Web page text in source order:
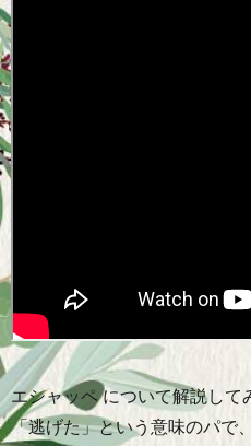
エシャッペ について解説して
「逃げた」という意味のパで